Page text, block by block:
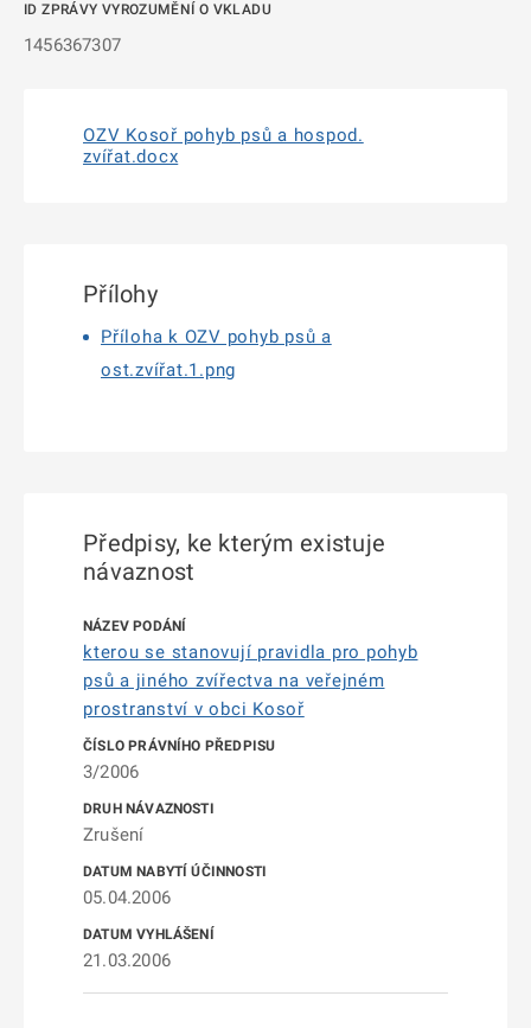
ID ZPRÁVY VYROZUMĚNÍ O VKLADU
1456367307
OZV Kosoř pohyb psů a hospod.
zvířat.docx
Přílohy
Příloha k OZV pohyb psů a
ost.zvířat.1.png
Předpisy, ke kterým existuje
návaznost
kterou se stanovují pravidla pro pohyb
psů a jiného zvířectva na veřejném
prostranství v obci Kosoř
3/2006
Zrušení
05.04.2006
21.03.2006